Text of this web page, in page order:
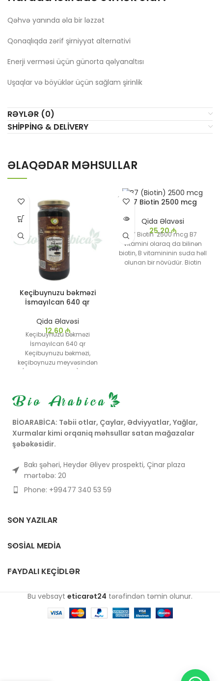
Qəhvə yanında əla bir ləzzət
Qonaqlıqda zərif şirniyyat alternativi
Enerji verməsi üçün günorta qəlyanaltısı
Uşaqlar və böyüklər üçün sağlam şirinlik
RƏYLƏR (0)
SHIPPING & DELIVERY
ƏLAQƏDAR MƏHSULLAR
Keçibuynuzu bəkməzi
İsmayılcan 640 qr
Qida Əlavəsi
12,60₼
Keçibuynuzu bəkməzi
İsmayılcan 640 qr
Keçibuynuzu bəkməzi,
keçiboynuzu meyvəsindən
(Ceratonia siliqua) əldə
Bir çox sağlamlıq faydası
olan keçibuynuzu bəkməzi,
ənənəvi dadlandırıcıdır və
dərman məhsulları
arasındadır.
SATIL
DIB7 Biotin 2500 mcg
Qida Əlavəsi
25,20₼
B7 Biotin 2500 mcg B7
vitamini olaraq da bilinən
biotin, B vitamininin suda həll
olunan bir növüdür. Biotin
BİOARABİCA: Təbii otlar, Çaylar, Ədviyyatlar, Yağlar,
Xurmalar kimi orqaniq məhsullar satan mağazalar
şəbəkəsidir.
Bakı şəhəri, Heydər Əliyev prospekti, Çinar plaza
mərtəbə: 20
Phone: +99477 340 53 59
SON YAZILAR
SOSIAL MEDIA
FAYDALI KEÇIDLƏR
Bu vebsayt eticarət24 tərəfindən təmin olunur.